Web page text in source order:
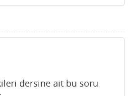
dersine ait bu soru